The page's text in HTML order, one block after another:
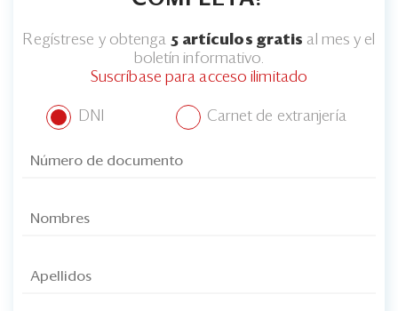
Regístrese y obtenga 5 artículos gratis al mes y el
boletín informativo.
Suscríbase para acceso ilimitado
DNI Carnet de extranjería